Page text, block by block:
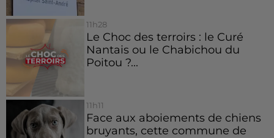
11h28
Le Choc des terroirs : le Curé
Nantais ou le Chabichou du
Poitou ?...
11h11
Face aux aboiements de chiens
bruyants, cette commune de